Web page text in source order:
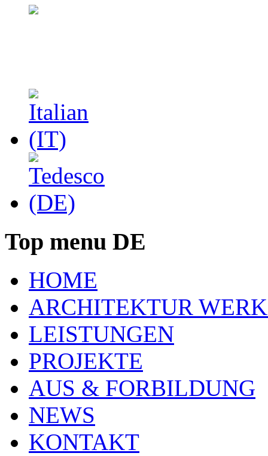
Top menu DE
HOME
ARCHITEKTUR
LEISTUNGEN
PROJEKTE
AUS & FORBILDUNG
NEWS
KONTAKT